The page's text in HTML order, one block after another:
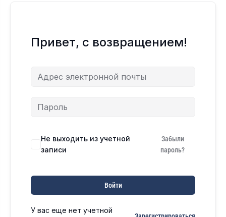
Привет, с возвращением!
Не выходить из учетной
записи
Забыли
пароль?
Войти
У вас еще нет учетной